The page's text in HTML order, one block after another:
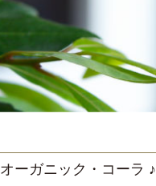
オーガニック・コーラ ♪